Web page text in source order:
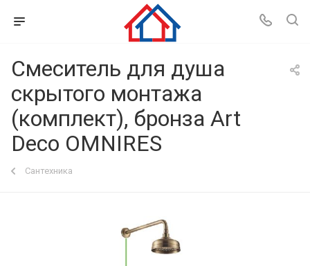
Смеситель для душа
скрытого монтажа
(комплект), бронза Art
Deco OMNIRES
Сантехника